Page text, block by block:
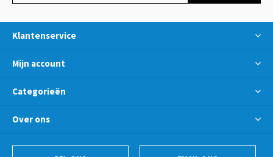
Klantenservice
Mijn account
Categorieën
Over ons